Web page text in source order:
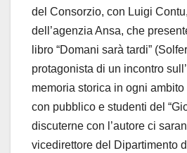
del Consorzio, con Luigi
dell’agenzia Ansa, che
libro “Domani sarà tardi”
protagonista di un incontro
memoria storica in ogni
con pubblico e studenti del
discuterne con l’autore ci
vicedirettore del Dipartimento